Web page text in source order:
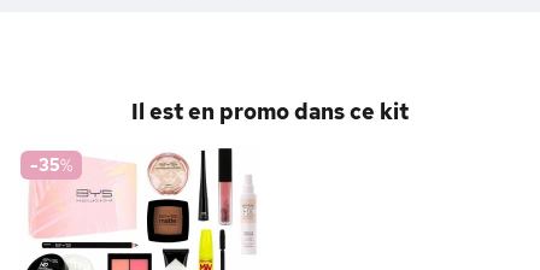
Il est en promo dans ce kit
-35%